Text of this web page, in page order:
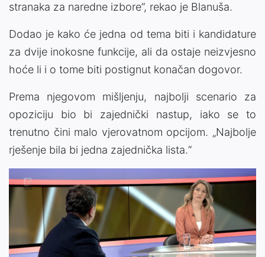
stranaka za naredne izbore“, rekao je Blanuša.
Dodao je kako će jedna od tema biti i kandidature
za dvije inokosne funkcije, ali da ostaje neizvjesno
hoće li i o tome biti postignut konačan dogovor.
Prema njegovom mišljenju, najbolji scenario za
opoziciju bio bi zajednički nastup, iako se to
trenutno čini malo vjerovatnom opcijom. „Najbolje
rješenje bila bi jedna zajednička lista.“